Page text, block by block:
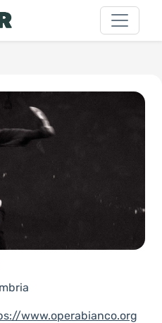
www.operabianco.org